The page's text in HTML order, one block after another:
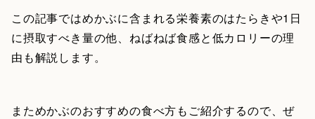
この記事ではめかぶに含まれる栄養素のはたらきや1日
に摂取すべき量の他、ねばねば食感と低カロリーの理
由も解説します。
まためかぶのおすすめの食べ方もご紹介するので、ぜ